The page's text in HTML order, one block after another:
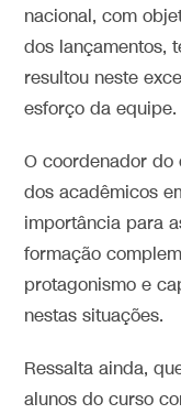
nacional, com
dos lançamentos,
resultou neste
esforço da equipe.
O coordenador
dos acadêmicos
importância para
formação
protagonismo e
nestas situações.
Ressalta ainda,
alunos do curso